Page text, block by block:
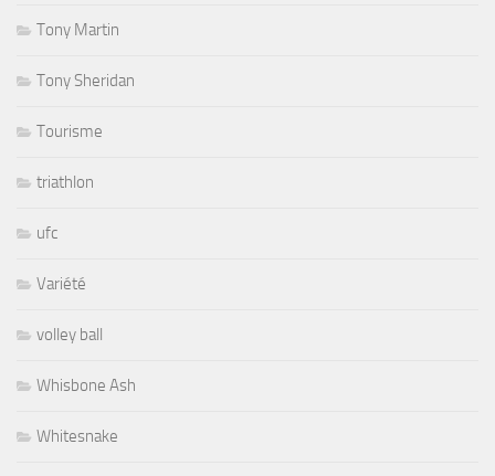
Tony Martin
Tony Sheridan
Tourisme
triathlon
ufc
Variété
volley ball
Whisbone Ash
Whitesnake